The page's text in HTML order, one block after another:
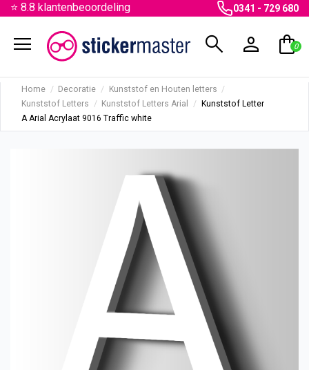
⭐ 8.8 klantenbeoordeling 0341 - 729 680
menu search person shopping_bag
0
Home Decoratie
Kunststof en Houten letters
Kunststof Letters
Kunststof Letters Arial
Kunststof Letter
A Arial Acrylaat 9016 Traffic white